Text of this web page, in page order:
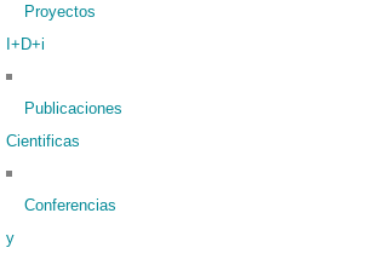
Proyectos
I+D+i
Publicaciones
Cientificas
Conferencias
y